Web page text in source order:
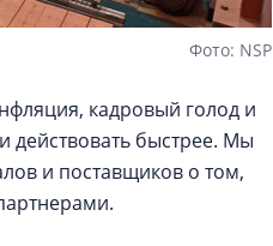
Фото: NSP
кадровый голод и
действовать быстрее. Мы
и поставщиков о том,